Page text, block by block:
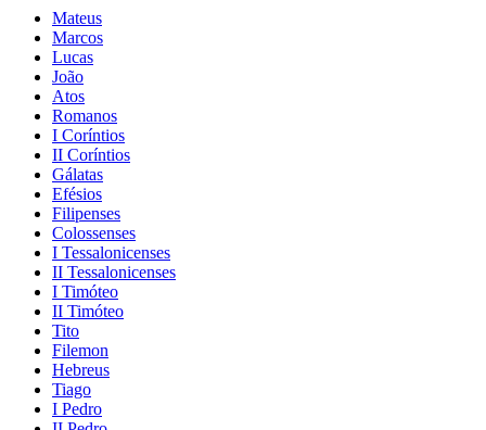
Mateus
Marcos
Lucas
João
Atos
Romanos
I Coríntios
II Coríntios
Gálatas
Efésios
Filipenses
Colossenses
I Tessalonicenses
II Tessalonicenses
I Timóteo
II Timóteo
Tito
Filemon
Hebreus
Tiago
I Pedro